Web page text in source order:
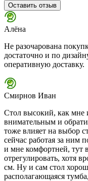
Оставить отзыв
Алёна
Не разочарована
достаточно и по
оперативную доставку.
Смирнов Иван
Стол высокий, как мне
внимательным и
тоже влияет на выбор
сейчас работая за ним
и мне комфортней, тут
отрегулировать, хотя
см. Ну и сам стол
располагающаяся